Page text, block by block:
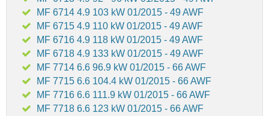
MF 6714 4.9 103 kW 01/2015 - 49 AWF
MF 6715 4.9 110 kW 01/2015 - 49 AWF
MF 6716 4.9 118 kW 01/2015 - 49 AWF
MF 6718 4.9 133 kW 01/2015 - 49 AWF
MF 7714 6.6 96.9 kW 01/2015 - 66 AWF
MF 7715 6.6 104.4 kW 01/2015 - 66 AWF
MF 7716 6.6 111.9 kW 01/2015 - 66 AWF
MF 7718 6.6 123 kW 01/2015 - 66 AWF